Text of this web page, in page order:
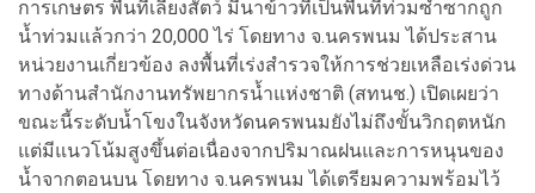
การเกษตร พื้นที่เลี้ยงสัตว์ มีนาข้าวที่เป็นพื้นที่ท่วมซ้ำซากถูก
น้ำท่วมแล้วกว่า 20,000 ไร่ โดยทาง จ.นครพนม ได้ประสาน
หน่วยงานเกี่ยวข้อง ลงพื้นที่เร่งสำรวจให้การช่วยเหลือเร่งด่วน
ทางด้านสำนักงานทรัพยากรน้ำแห่งชาติ (สทนช.) เปิดเผยว่า
ขณะนี้ระดับน้ำโขงในจังหวัดนครพนมยังไม่ถึงขั้นวิกฤตหนัก
แต่มีแนวโน้มสูงขึ้นต่อเนื่องจากปริมาณฝนและการหนุนของ
น้ำจากตอนบน โดยทาง จ.นครพนม ได้เตรียมความพร้อมไว้